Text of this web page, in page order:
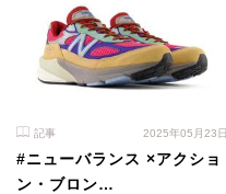
記事 2025年05月23日
#ニューバランス ×アクショ
ン・ブロン…